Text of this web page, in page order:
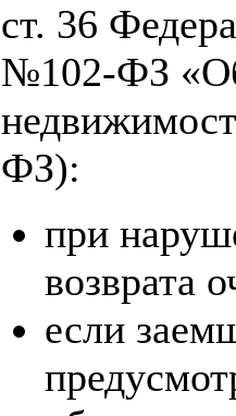
ст. 36
№102-ФЗ «Об
ФЗ):
при
возврата
если